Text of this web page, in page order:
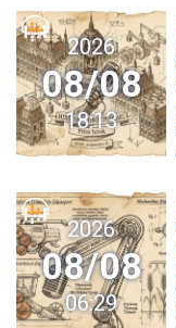
2026
08/08
18:13
2026
08/08
06:29